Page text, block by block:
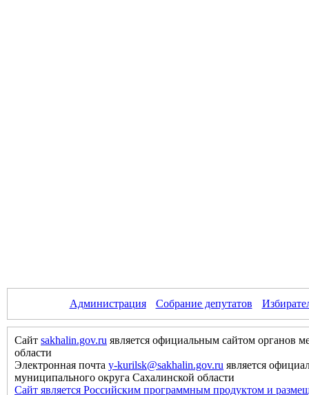
Администрация Собрание депутатов
Сайт sakhalin.gov.ru является официальным сайтом органов
области
Электронная почта y-kurilsk@sakhalin.gov.ru является
муниципального округа Сахалинской области
Сайт является Российским программным продуктом и